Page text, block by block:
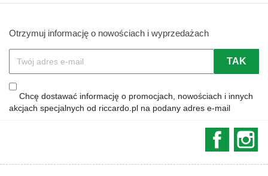
Otrzymuj informację o nowościach i wyprzedażach
Chcę dostawać informację o promocjach, nowościach i innych
akcjach specjalnych od riccardo.pl na podany adres e-mail